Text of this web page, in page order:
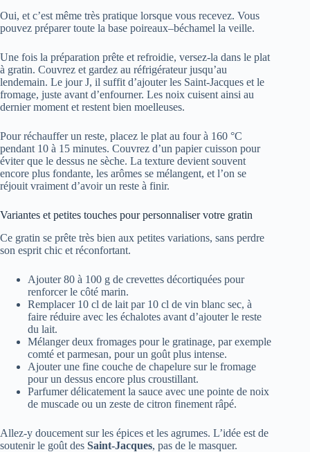
Oui, et c’est même très pratique lorsque vous recevez. Vous
pouvez préparer toute la base poireaux–béchamel la veille.
Une fois la préparation prête et refroidie, versez-la dans le plat
à gratin. Couvrez et gardez au réfrigérateur jusqu’au
lendemain. Le jour J, il suffit d’ajouter les Saint-Jacques et le
fromage, juste avant d’enfourner. Les noix cuisent ainsi au
dernier moment et restent bien moelleuses.
Pour réchauffer un reste, placez le plat au four à 160 °C
pendant 10 à 15 minutes. Couvrez d’un papier cuisson pour
éviter que le dessus ne sèche. La texture devient souvent
encore plus fondante, les arômes se mélangent, et l’on se
réjouit vraiment d’avoir un reste à finir.
Variantes et petites touches pour personnaliser votre gratin
Ce gratin se prête très bien aux petites variations, sans perdre
son esprit chic et réconfortant.
Ajouter 80 à 100 g de crevettes décortiquées pour
renforcer le côté marin.
Remplacer 10 cl de lait par 10 cl de vin blanc sec, à
faire réduire avec les échalotes avant d’ajouter le reste
du lait.
Mélanger deux fromages pour le gratinage, par exemple
comté et parmesan, pour un goût plus intense.
Ajouter une fine couche de chapelure sur le fromage
pour un dessus encore plus croustillant.
Parfumer délicatement la sauce avec une pointe de noix
de muscade ou un zeste de citron finement râpé.
Allez-y doucement sur les épices et les agrumes. L’idée est de
soutenir le goût des Saint-Jacques, pas de le masquer.